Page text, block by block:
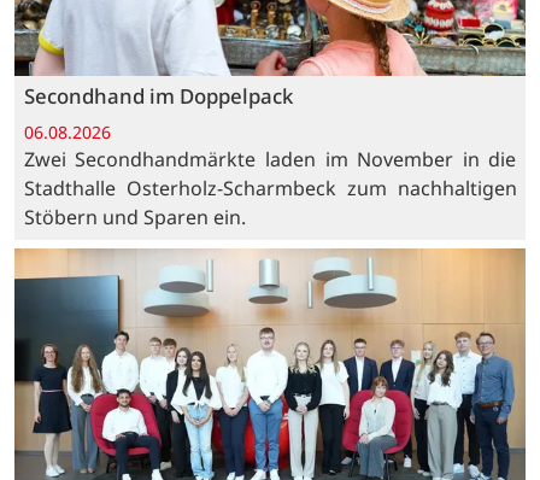
Secondhand im Doppelpack
06.08.2026
Zwei Secondhandmärkte laden im November in die
Stadthalle Osterholz-Scharmbeck zum nachhaltigen
Stöbern und Sparen ein.